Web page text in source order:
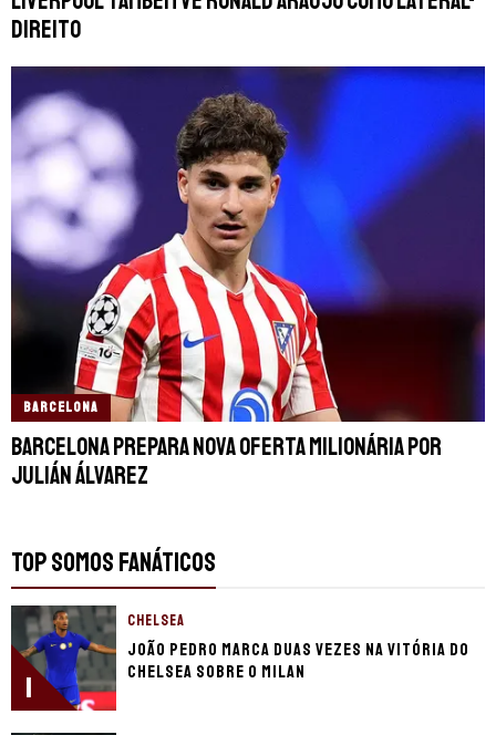
direito
BARCELONA
Barcelona prepara nova oferta milionária por
Julián Álvarez
TOP SOMOS FANÁTICOS
1
CHELSEA
João Pedro marca duas vezes na vitória do
Chelsea sobre o Milan